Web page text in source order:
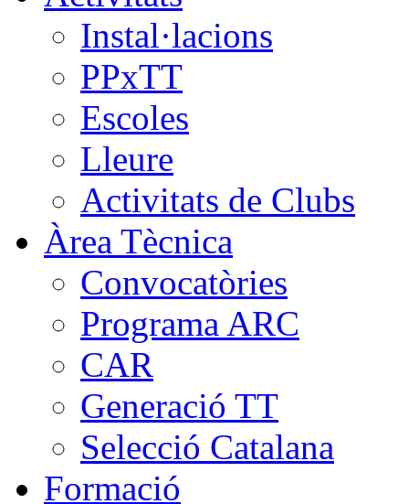
Instal·lacions
PPxTT
Escoles
Lleure
Activitats de Clubs
Àrea Tècnica
Convocatòries
Programa ARC
CAR
Generació TT
Selecció Catalana
Formació